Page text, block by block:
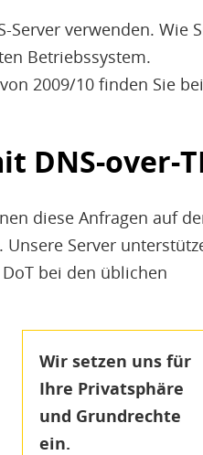
Server verwenden. Wie
Betriebssystem.
2009/10 finden Sie bei
DNS-over-
diese Anfragen auf
Server
bei den üblichen
Wir setzen uns für
Ihre Privatsphäre
und Grundrechte
ein.